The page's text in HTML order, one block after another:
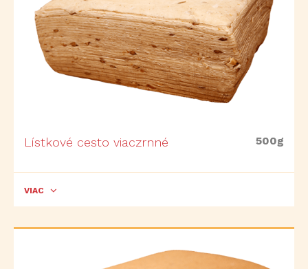
Lístkové cesto viaczrnné 500g
VIAC